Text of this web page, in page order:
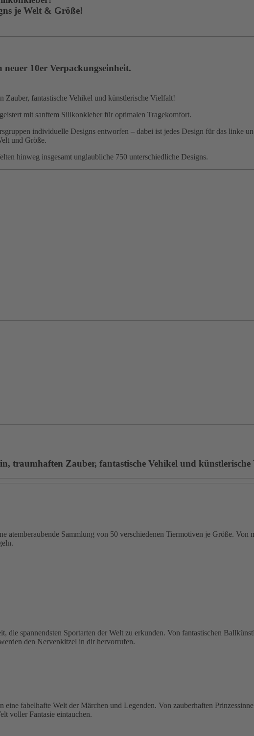
je Welt & Größe!
10er Verpackungseinheit.
fantastische Vehikel und künstlerische Vielfalt!
mit sanftem Silikonkleber für optimalen Tragekomfort.
individuelle Designs entworfen – dabei ist jedes Design für das linke
und Größe.
hinweg insgesamt unglaubliche 750 unterschiedliche Designs.
traumhaften Zauber, fantastische Vehikel und künstlerische
atemberaubende Sammlung von 50 verschiedenen Tiermotiven je Größe.
spannendsten Sportarten der Welt zu erkunden. Von fantastischen
den Nervenkitzel in dir hervorrufen.
fabelhafte Welt der Märchen und Legenden. Von zauberhaften
voller Fantasie eintauchen.